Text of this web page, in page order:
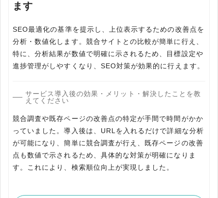
ます
SEO最適化の基準を提示し、上位表示するための改善点を
分析・数値化します。競合サイトとの比較が簡単に行え、
特に、分析結果が数値で明確に示されるため、目標設定や
進捗管理がしやすくなり、SEO対策が効果的に行えます。
サービス導入後の効果・メリット・解決したことを教
えてください
競合調査や既存ページの改善点の特定が手間で時間がかか
っていました。導入後は、URLを入れるだけで詳細な分析
が可能になり、簡単に競合調査が行え、既存ページの改善
点も数値で示されるため、具体的な対策が明確になりま
す。これにより、検索順位向上が実現しました。